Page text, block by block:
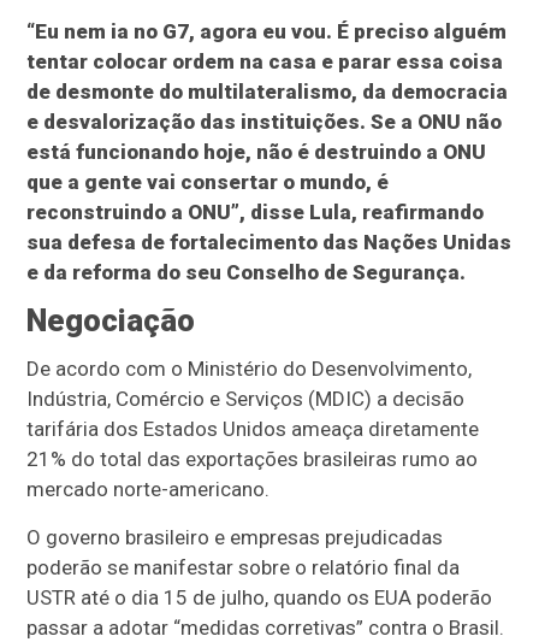
“Eu nem ia no G7, agora eu vou. É preciso alguém
tentar colocar ordem na casa e parar essa coisa
de desmonte do multilateralismo, da democracia
e desvalorização das instituições. Se a ONU não
está funcionando hoje, não é destruindo a ONU
que a gente vai consertar o mundo, é
reconstruindo a ONU”, disse Lula, reafirmando
sua defesa de fortalecimento das Nações Unidas
e da reforma do seu Conselho de Segurança.
Negociação
De acordo com o Ministério do Desenvolvimento,
Indústria, Comércio e Serviços (MDIC) a decisão
tarifária dos Estados Unidos ameaça diretamente
21% do total das exportações brasileiras rumo ao
mercado norte-americano.
O governo brasileiro e empresas prejudicadas
poderão se manifestar sobre o relatório final da
USTR até o dia 15 de julho, quando os EUA poderão
passar a adotar “medidas corretivas” contra o Brasil.